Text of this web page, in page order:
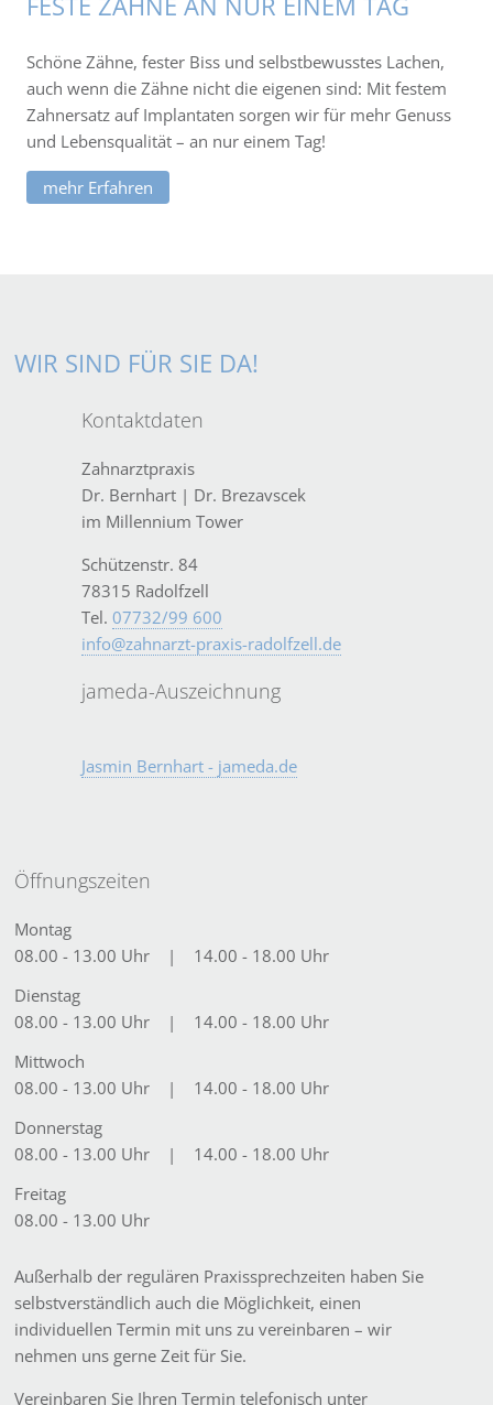
Schöne Zähne, fester Biss und selbstbewusstes Lachen,
auch wenn die Zähne nicht die eigenen sind: Mit festem
Zahnersatz auf Implantaten sorgen wir für mehr Genuss
und Lebensqualität – an nur einem Tag!
mehr Erfahren
WIR SIND FÜR SIE DA!
Kontaktdaten
Zahnarztpraxis
Dr. Bernhart | Dr. Brezavscek
im Millennium Tower
Schützenstr. 84
78315 Radolfzell
Tel. 07732/99 600
info@zahnarzt-praxis-radolfzell.de
jameda-Auszeichnung
Jasmin Bernhart - jameda.de
Öffnungszeiten
Montag
08.00 - 13.00 Uhr
14.00 - 18.00 Uhr
Dienstag
08.00 - 13.00 Uhr
14.00 - 18.00 Uhr
Mittwoch
08.00 - 13.00 Uhr
14.00 - 18.00 Uhr
Donnerstag
08.00 - 13.00 Uhr
14.00 - 18.00 Uhr
Freitag
08.00 - 13.00 Uhr
Außerhalb der regulären Praxissprechzeiten haben Sie
selbstverständlich auch die Möglichkeit, einen
individuellen Termin mit uns zu vereinbaren – wir
nehmen uns gerne Zeit für Sie.
Vereinbaren Sie Ihren Termin telefonisch unter